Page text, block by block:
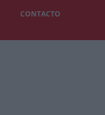
CONTACTO